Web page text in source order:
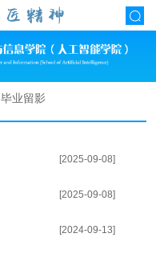
毕业留影
[2025-09-08]
[2025-09-08]
[2024-09-13]